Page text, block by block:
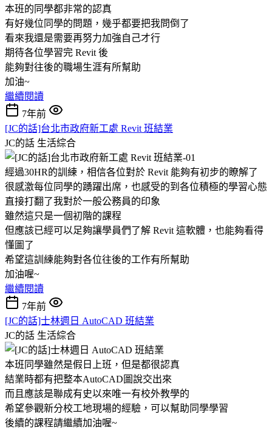
本班的同學都非常的認真
有好幾位同學的問題，幾乎都要把我問倒了
看來我還是需要再努力加強自己才行
期待各位學習完 Revit 後
能夠對往後的職場生涯有所幫助
加油~
繼續閱讀
7年前
[JC的話]台北市政府新工處 Revit 班結業
JC的話 生活綜合
經過30HR的訓練，相信各位對於 Revit 能夠有初步的瞭解了
很感激每位同學的踴躍出席，也感受的到各位積極的學習心態
直接打翻了我對於一般公務員的印象
雖然這只是一個初階的課程
但應該已經可以足夠讓學員們了解 Revit 這軟體，也能夠看得
懂圖了
希望這訓練能夠對各位往後的工作有所幫助
加油喔~
繼續閱讀
7年前
[JC的話]士林週日 AutoCAD 班結業
JC的話 生活綜合
本班同學雖然是假日上班，但是都很認真
結業時都有把整本AutoCAD圖說交出來
而且應該是聯成有史以來唯一有校外教學的
希望參觀新分校工地現場的經驗，可以幫助同學學習
後續的課程請繼續加油喔~